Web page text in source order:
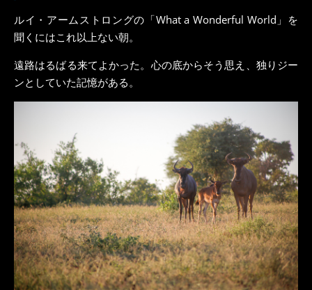
ルイ・アームストロングの「What a Wonderful World」を
聞くにはこれ以上ない朝。
遠路はるばる来てよかった。心の底からそう思え、独りジー
ンとしていた記憶がある。